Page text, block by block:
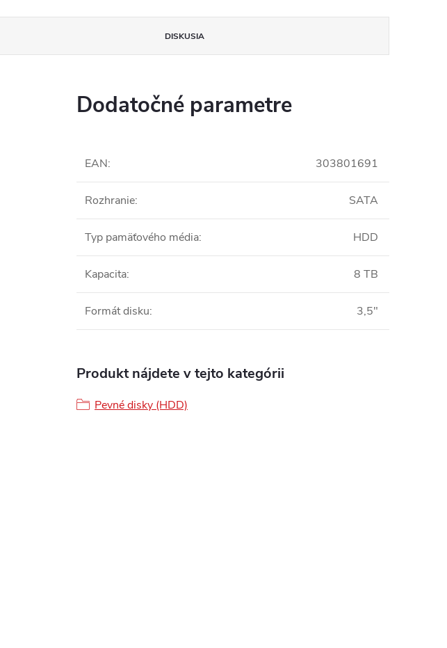
DISKUSIA
Dodatočné parametre
EAN: 303801691
Rozhranie: SATA
Typ pamäťového média: HDD
Kapacita: 8 TB
Formát disku: 3,5"
Produkt nájdete v tejto kategórii
Pevné disky (HDD)
www.insomnium.sk - Chat